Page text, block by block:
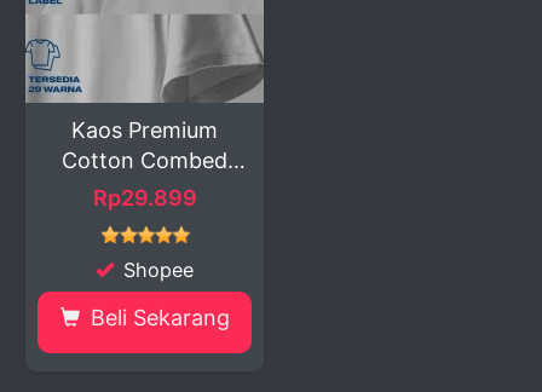
Kaos Premium
Cotton Combed
30s: Nyam...
Rp29.899
Shopee
Beli Sekarang